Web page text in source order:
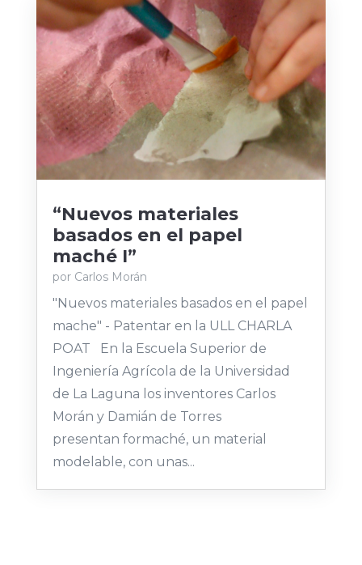
“Nuevos materiales
basados en el papel
maché I”
por Carlos Morán
"Nuevos materiales basados en el papel
mache" - Patentar en la ULL CHARLA
POAT En la Escuela Superior de
Ingeniería Agrícola de la Universidad
de La Laguna los inventores Carlos
Morán y Damián de Torres
presentan formaché, un material
modelable, con unas...